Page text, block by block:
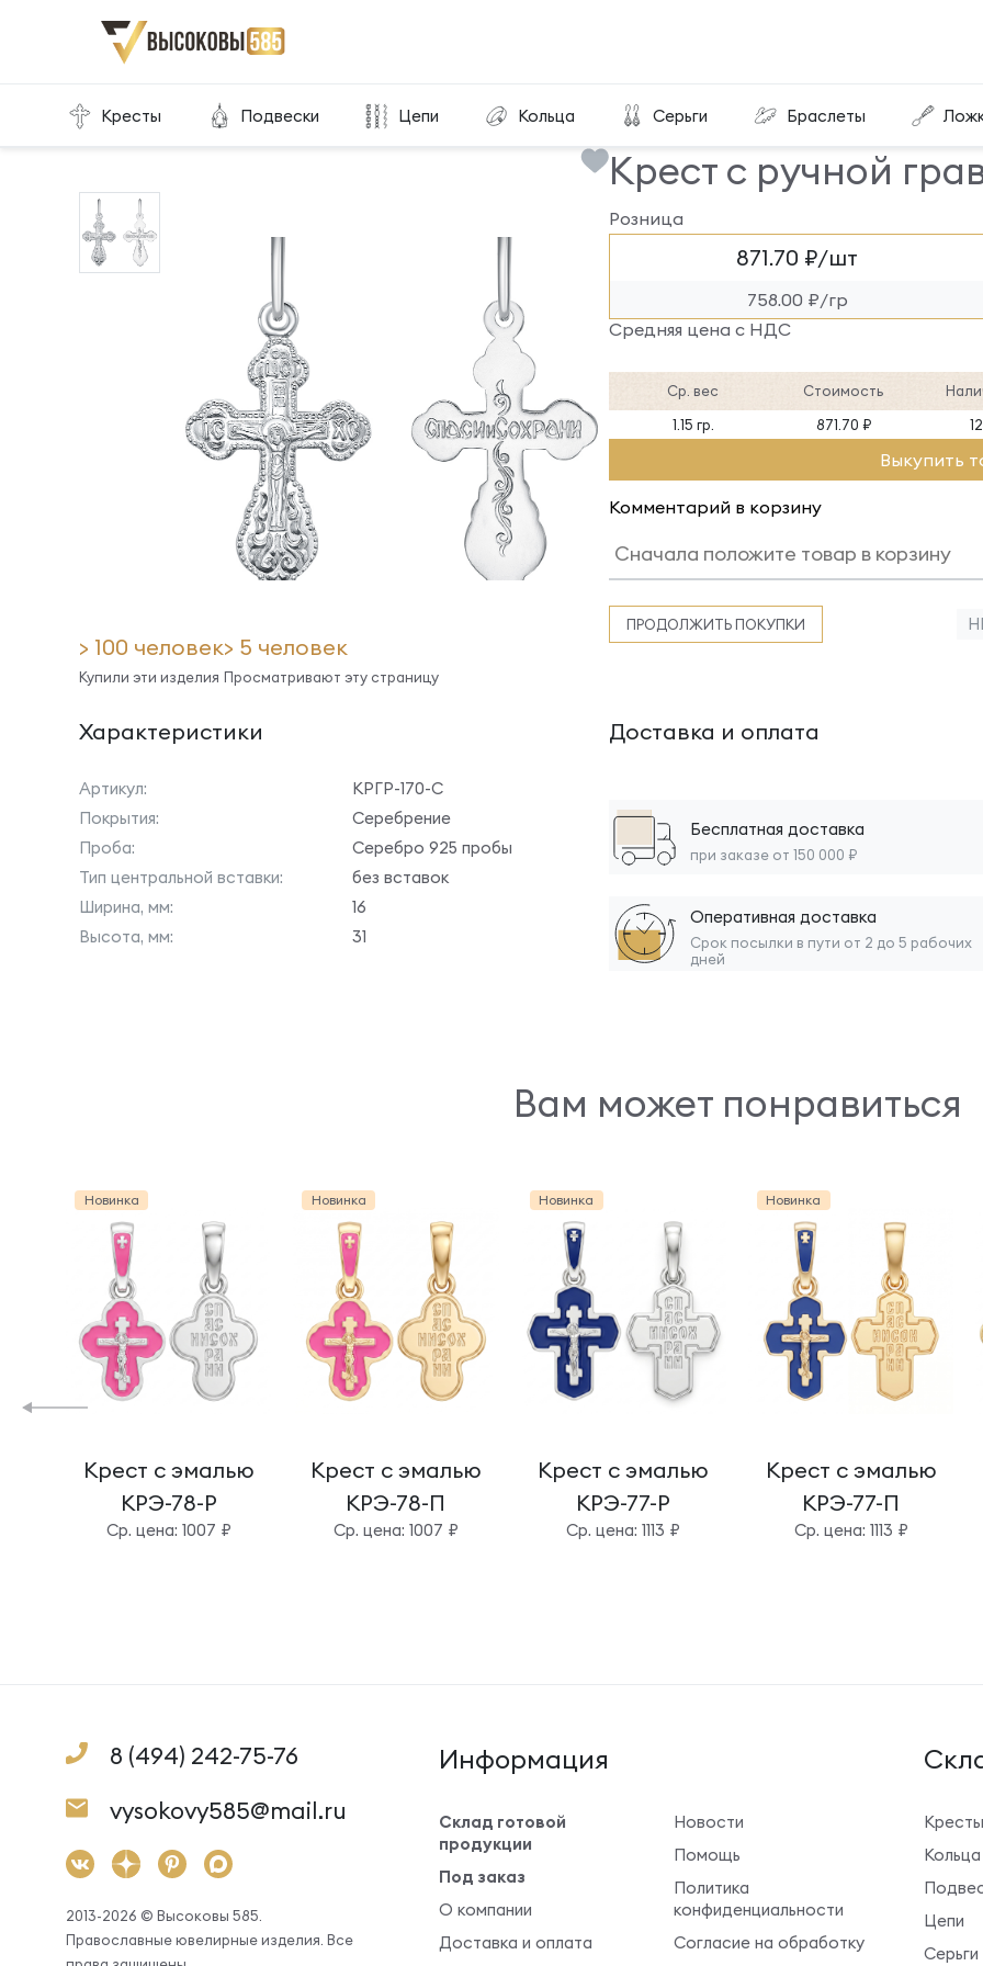
Кресты Подвески Цепи Кольца Серьги Браслеты
Главная Склад готовой продукции Крест с ручной гравировкой КРГР-170-С
> 100 человек
Купили эти изделия
> 5 человек
Просматривают эту страницу
Крест с ручной
Розница
871.70 ₽/шт
758.00 ₽/гр
Средняя цена с НДС
Ср. вес Стоимость
1.15 гр.
871.70 ₽ 12
Выкупить
Комментарий в корзину
ПРОДОЛЖИТЬ ПОКУПКИ
Характеристики
Артикул:
КРГР-170-С
Покрытия:
Серебрение
Проба:
Серебро 925 пробы
Тип центральной вставки:
без вставок
Ширина, мм:
16
Высота, мм:
31
Доставка и оплата
Бесплатная доставка
при заказе от 150 000 ₽
Оперативная доставка
Срок посылки в пути от 2 до 5 рабочих
дней
Вам может понравиться
Новинка
Крест с эмалью
КРЭ-78-Р
Cр. цена: 1007 ₽
Новинка
Крест с эмалью
КРЭ-78-П
Cр. цена: 1007 ₽
Новинка
Крест с эмалью
КРЭ-77-Р
Cр. цена: 1113 ₽
Новинка
Крест с эмалью
КРЭ-77-П
Cр. цена: 1113 ₽
8 (494) 242-75-76
vysokovy585@mail.ru
2013-2026 © Высоковы 585.
Православные ювелирные изделия. Все
Информация
Склад готовой
продукции
Под заказ
О компании
Доставка и оплата
Новости
Помощь
Политика
конфиденциальности
Согласие на обработку
Кресты
Кольца
Цепи
Серьги